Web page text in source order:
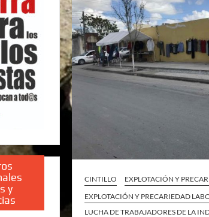
CINTILLO
EXPLOTACIÓN Y
EXPLOTACIÓN Y PRECARIEDAD
LUCHA DE TRABAJADORES DE LA
y